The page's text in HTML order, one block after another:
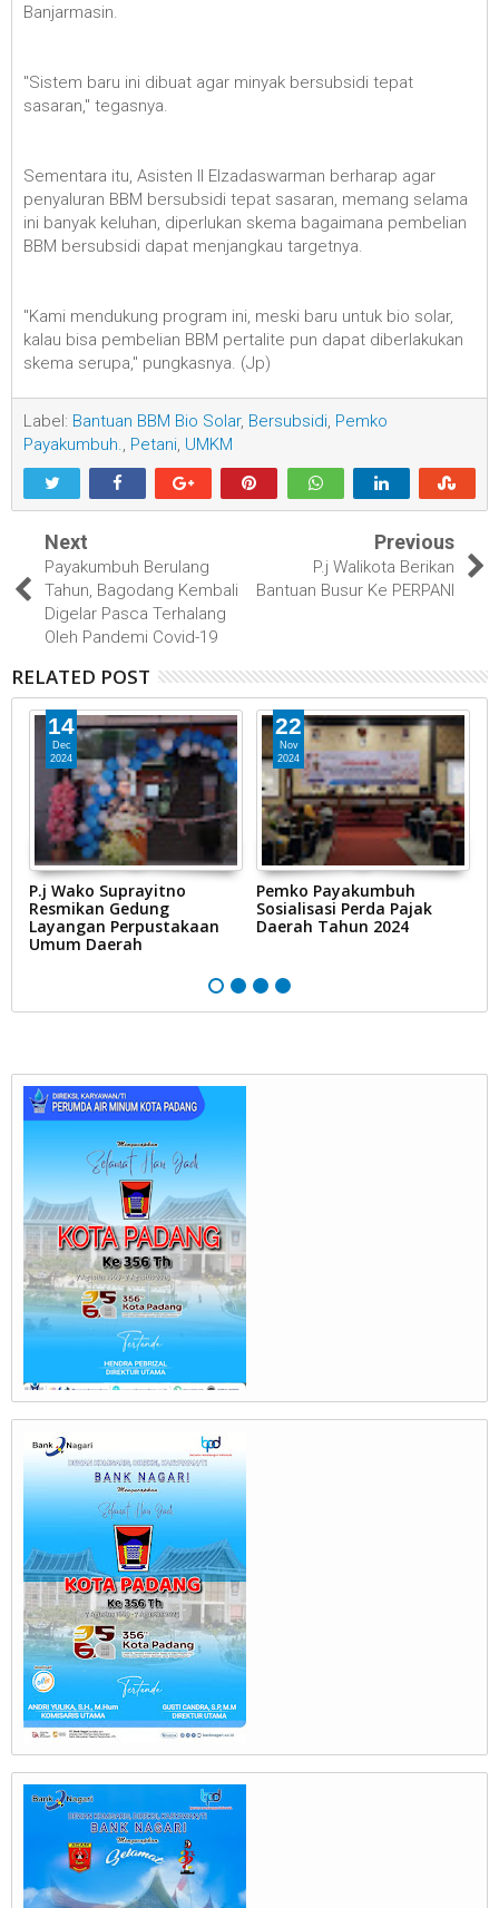
Banjarmasin.
"Sistem baru ini dibuat agar minyak bersubsidi tepat
sasaran," tegasnya.
Sementara itu, Asisten II Elzadaswarman berharap agar
penyaluran BBM bersubsidi tepat sasaran, memang selama
ini banyak keluhan, diperlukan skema bagaimana pembelian
BBM bersubsidi dapat menjangkau targetnya.
"Kami mendukung program ini, meski baru untuk bio solar,
kalau bisa pembelian BBM pertalite pun dapat diberlakukan
skema serupa," pungkasnya. (Jp)
Label: Bantuan BBM Bio Solar, Bersubsidi, Pemko
Payakumbuh., Petani, UMKM
Next
Payakumbuh Berulang
Tahun, Bagodang Kembali
Digelar Pasca Terhalang
Oleh Pandemi Covid-19
Previous
P.j Walikota Berikan
Bantuan Busur Ke PERPANI
RELATED POST
14
Dec
2024
P.j Wako Suprayitno
Resmikan Gedung
Layangan Perpustakaan
Umum Daerah
22
Nov
2024
Pemko Payakumbuh
Sosialisasi Perda Pajak
Daerah Tahun 2024